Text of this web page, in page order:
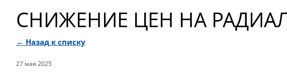
СНИЖЕНИЕ ЦЕН НА
← Назад к списку
27 мая 2025